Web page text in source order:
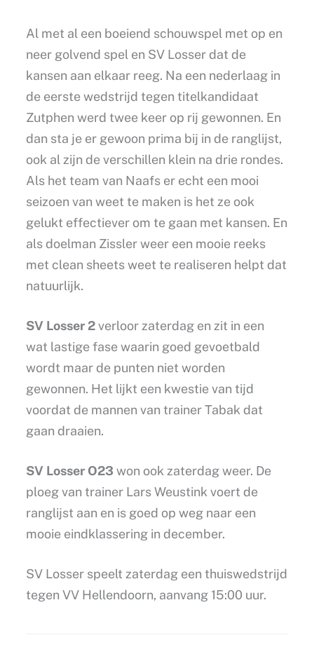
Al met al een boeiend schouwspel met op en
neer golvend spel en SV Losser dat de
kansen aan elkaar reeg. Na een nederlaag in
de eerste wedstrijd tegen titelkandidaat
Zutphen werd twee keer op rij gewonnen. En
dan sta je er gewoon prima bij in de ranglijst,
ook al zijn de verschillen klein na drie rondes.
Als het team van Naafs er echt een mooi
seizoen van weet te maken is het ze ook
gelukt effectiever om te gaan met kansen. En
als doelman Zissler weer een mooie reeks
met clean sheets weet te realiseren helpt dat
natuurlijk.
SV Losser 2verloor zaterdag en zit in een
wat lastige fase waarin goed gevoetbald
wordt maar de punten niet worden
gewonnen. Het lijkt een kwestie van tijd
voordat de mannen van trainer Tabak dat
gaan draaien.
SV Losser O23 won ook zaterdag weer. De
ploeg van trainer Lars Weustink voert de
ranglijst aan en is goed op weg naar een
mooie eindklassering in december.
SV Losser speelt zaterdag een thuiswedstrijd
tegen VV Hellendoorn, aanvang 15:00 uur.